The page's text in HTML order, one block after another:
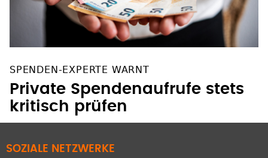
SPENDEN-EXPERTE WARNT
Private Spendenaufrufe stets
kritisch prüfen
SOZIALE NETZWERKE